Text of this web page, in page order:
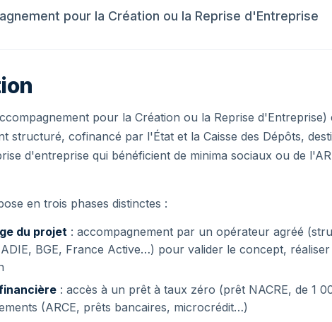
pour la Création ou la Reprise d'Entreprise
pour la Création ou la Reprise d'Entreprise)
structuré, cofinancé par l'État et la Caisse des Dépôts,
d'entreprise qui bénéficient de minima sociaux ou de
en trois phases distinctes :
du projet : accompagnement par un opérateur agréé
BGE, France Active…) pour valider le concept,
: accès à un prêt à taux zéro (prêt NACRE, de 1
(ARCE, prêts bancaires, microcrédit…)